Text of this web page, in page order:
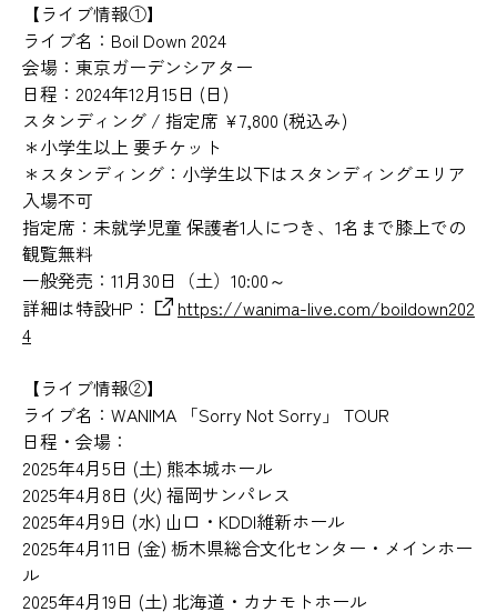
【ライブ情報①】
ライブ名：Boil Down 2024
会場：東京ガーデンシアター
日程：2024年12月15日 (日)
スタンディング / 指定席 ¥7,800 (税込み)
＊小学生以上 要チケット
＊スタンディング：小学生以下はスタンディングエリア
入場不可
指定席：未就学児童 保護者1人につき、1名まで膝上での
観覧無料
一般発売：11月30日（土）10:00～
詳細は特設HP：
https://wanima-live.com/boildown202
4
【ライブ情報②】
ライブ名：WANIMA 「Sorry Not Sorry」 TOUR
日程・会場：
2025年4月5日 (土) 熊本城ホール
2025年4月8日 (火) 福岡サンパレス
2025年4月9日 (水) 山口・KDDI維新ホール
2025年4月11日 (金) 栃木県総合文化センター・メインホー
ル
2025年4月19日 (土) 北海道・カナモトホール